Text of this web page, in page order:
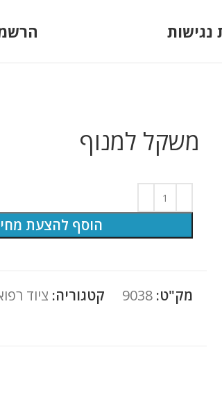
משקל למנוף
הוסף להצעת
מק"ט: 9038 קטגוריה: ציוד